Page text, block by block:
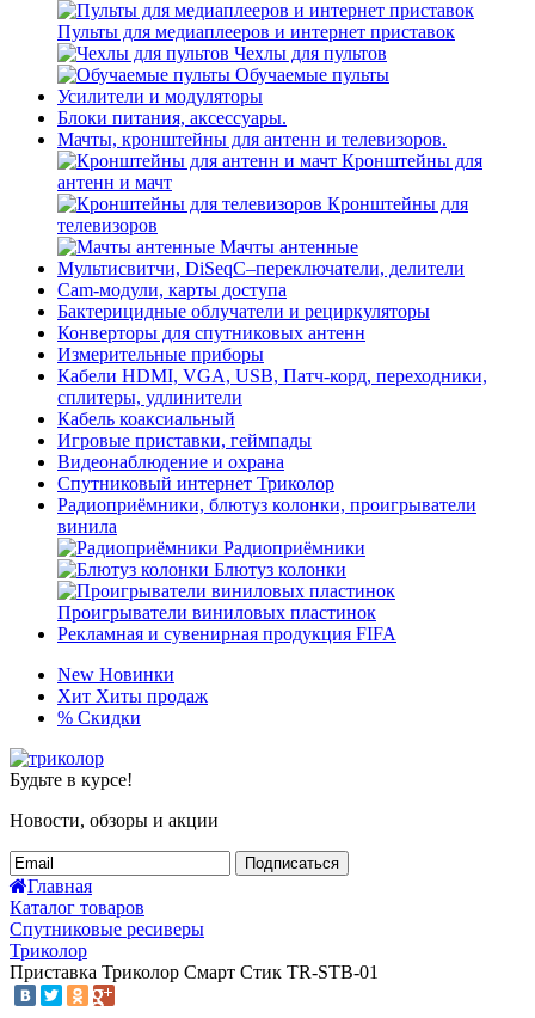
Пульты для медиаплееров и интернет приставок
Чехлы для пультов
Обучаемые пульты
Усилители и модуляторы
Блоки питания, аксессуары.
Мачты, кронштейны для антенн и телевизоров.
Кронштейны для
антенн и мачт
Кронштейны для
телевизоров
Мачты антенные
Мультисвитчи, DiSeqC–переключатели, делители
Cam-модули, карты доступа
Бактерицидные облучатели и рециркуляторы
Конверторы для спутниковых антенн
Измерительные приборы
Кабели HDMI, VGA, USB, Патч-корд, переходники,
сплитеры, удлинители
Кабель коаксиальный
Игровые приставки, геймпады
Видеонаблюдение и охрана
Спутниковый интернет Триколор
Радиоприёмники, блютуз колонки, проигрыватели
винила
Радиоприёмники
Блютуз колонки
Проигрыватели виниловых пластинок
Рекламная и сувенирная продукция FIFA
New Новинки
Хит Хиты продаж
% Скидки
Будьте в курсе!
Новости, обзоры и акции
Подписаться
Главная
Каталог товаров
Спутниковые ресиверы
Триколор
Приставка Триколор Смарт Стик TR-STB-01